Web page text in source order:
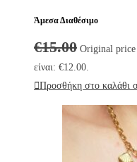
Άμεσα Διαθέσιμο
€15.00 Original price
είναι: €12.00.
Προσθήκη στο καλάθι